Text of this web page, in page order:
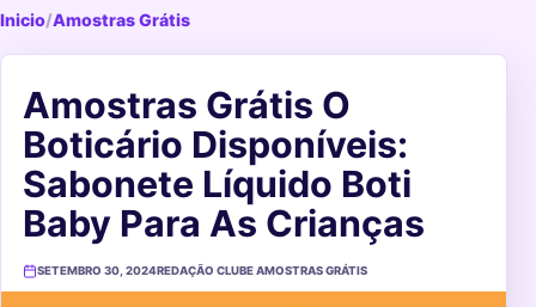
Inicio/Amostras Grátis
Amostras Grátis O
Boticário Disponíveis:
Sabonete Líquido Boti
Baby Para As Crianças
SETEMBRO 30, 2024REDAÇÃO CLUBE AMOSTRAS GRÁTIS